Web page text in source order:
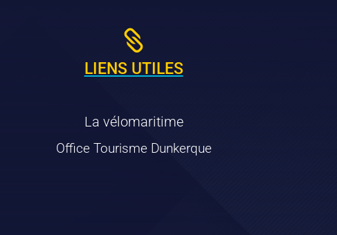

LIENS UTILES
La vélomaritime
Office Tourisme Dunkerque